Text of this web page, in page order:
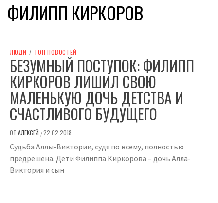
ФИЛИПП КИРКОРОВ
ЛЮДИ / ТОП НОВОСТЕЙ
БЕЗУМНЫЙ ПОСТУПОК: ФИЛИПП
КИРКОРОВ ЛИШИЛ СВОЮ
МАЛЕНЬКУЮ ДОЧЬ ДЕТСТВА И
СЧАСТЛИВОГО БУДУЩЕГО
ОТ АЛЕКСЕЙ /22.02.2018
Судьба Аллы-Виктории, судя по всему, полностью
предрешена. Дети Филиппа Киркорова – дочь Алла-
Виктория и сын